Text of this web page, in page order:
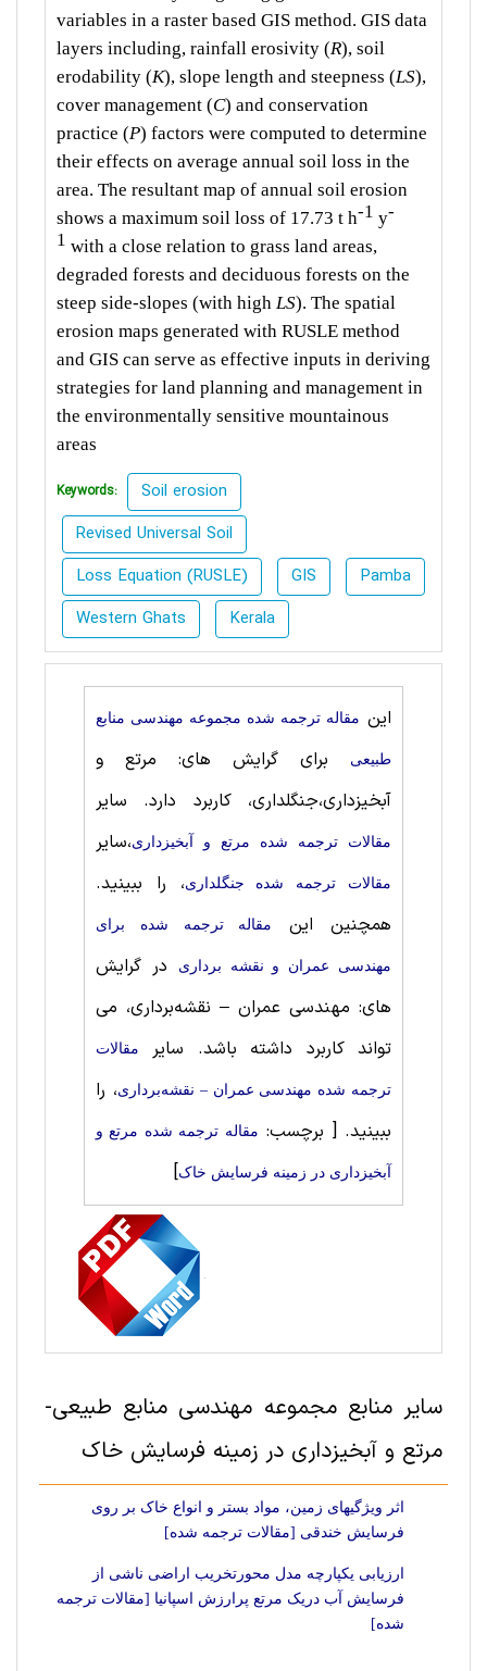
variables in a raster based GIS method. GIS data
layers including, rainfall erosivity (R), soil
erodability (K), slope length and steepness (LS),
cover management (C) and conservation
practice (P) factors were computed to determine
their effects on average annual soil loss in the
area. The resultant map of annual soil erosion
shows a maximum soil loss of 17.73 t h-1 y-
1 with a close relation to grass land areas,
degraded forests and deciduous forests on the
steep side-slopes (with high LS). The spatial
erosion maps generated with RUSLE method
and GIS can serve as effective inputs in deriving
strategies for land planning and management in
the environmentally sensitive mountainous
areas
Keywords:
Soil erosion
Revised Universal Soil
Loss Equation (RUSLE)
GIS
Pamba
Western Ghats
Kerala
این مقاله ترجمه شده مجموعه مهندسی منابع
طبيعی
برای گرایش های: مرتع و
آبخیزداری،جنگلداری، کاربرد دارد. سایر
مقالات ترجمه شده مرتع و آبخیزداری،سایر
مقالات ترجمه شده جنگلداری، را ببینید.
همچنین این
مقاله ترجمه شده برای
مهندسی عمران و نقشه برداری
در گرایش
های: مهندسی عمران – نقشه‌برداری، می
تواند کاربرد داشته باشد. سایر
مقالات
ترجمه شده مهندسی عمران – نقشه‌برداری، را
ببینید.[ برچسب: مقاله ترجمه شده مرتع و
آبخیزداری در زمینه فرسایش خاک]
سایر منابع مجموعه مهندسی منابع طبيعی-
مرتع و آبخیزداری در زمینه فرسایش خاک
اثر ویژگیهای زمین، مواد بستر و انواع خاک بر روی
فرسایش خندقی [مقالات ترجمه شده]
ارزیابی یکپارچه مدل محورتخریب اراضی ناشی از
فرسایش آب دریک مرتع پرارزش اسپانیا [مقالات ترجمه
شده]